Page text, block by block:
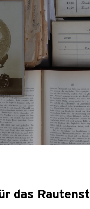
das